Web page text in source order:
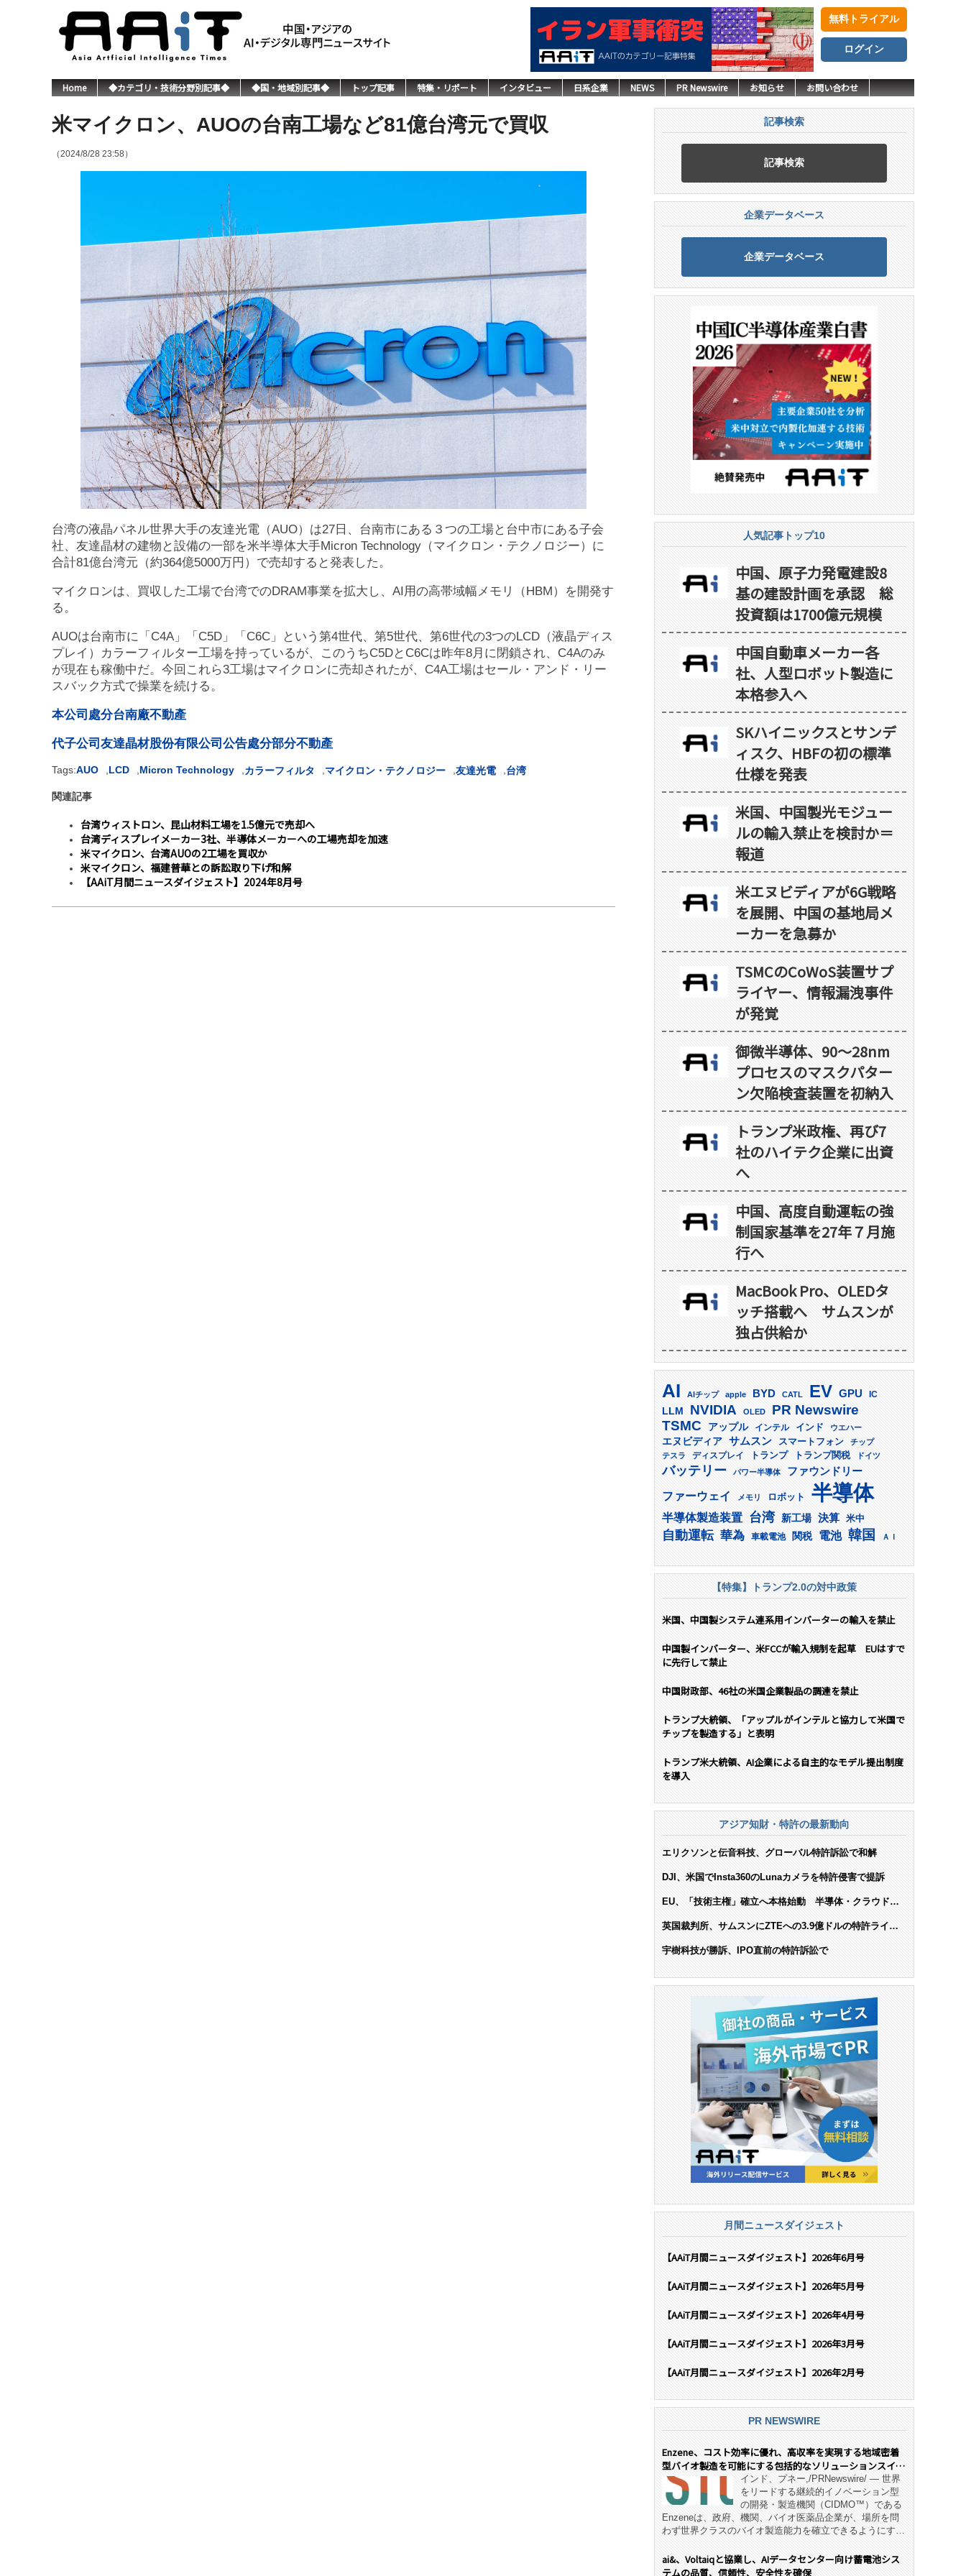
無料トライアル
ログイン
Home ◆カテゴリ・技術分野別記事◆ ◆国・地域別記事◆ トップ記事 特集・リポート インタビュー 日系企業 NEWS PR Newswire お知らせ お問い合わせ
米マイクロン、AUOの台南工場など81億台湾元で買収
（2024/8/28 23:58）
台湾の液晶パネル世界大手の友達光電（AUO）は27日、台南市にある３つの工場と台中市にある子会
社、友達晶材の建物と設備の一部を米半導体大手Micron Technology（マイクロン・テクノロジー）に
合計81億台湾元（約364億5000万円）で売却すると発表した。
マイクロンは、買収した工場で台湾でのDRAM事業を拡大し、AI用の高帯域幅メモリ（HBM）を開発す
る。
AUOは台南市に「C4A」「C5D」「C6C」という第4世代、第5世代、第6世代の3つのLCD（液晶ディス
プレイ）カラーフィルター工場を持っているが、このうちC5DとC6Cは昨年8月に閉鎖され、C4Aのみ
が現在も稼働中だ。今回これら3工場はマイクロンに売却されたが、C4A工場はセール・アンド・リー
スバック方式で操業を続ける。
本公司處分台南廠不動產
代子公司友達晶材股份有限公司公告處分部分不動產
Tags:AUO LCD Micron Technology カラーフィルタ マイクロン・テクノロジー 友達光電 台湾
関連記事
台湾ウィストロン、昆山材料工場を1.5億元で売却へ
台湾ディスプレイメーカー3社、半導体メーカーへの工場売却を加速
米マイクロン、台湾AUOの2工場を買収か
米マイクロン、福建普華との訴訟取り下げ和解
【AAiT月間ニュースダイジェスト】2024年8月号
記事検索
記事検索
企業データベース
企業データベース
人気記事トップ10
中国、原子力発電建設8
基の建設計画を承認 総
投資額は1700億元規模
中国自動車メーカー各
社、人型ロボット製造に
本格参入へ
SKハイニックスとサンデ
ィスク、HBFの初の標準
仕様を発表
米国、中国製光モジュー
ルの輸入禁止を検討か＝
報道
米エヌビディアが6G戦略
を展開、中国の基地局メ
ーカーを急募か
TSMCのCoWoS装置サプ
ライヤー、情報漏洩事件
が発覚
御微半導体、90～28nm
プロセスのマスクパター
ン欠陥検査装置を初納入
トランプ米政権、再び7
社のハイテク企業に出資
へ
中国、高度自動運転の強
制国家基準を27年７月施
行へ
MacBook Pro、OLEDタ
ッチ搭載へ サムスンが
独占供給か
AI AIチップ apple BYD CATL EV GPU IC
LLM NVIDIA OLED PR Newswire
TSMC アップル インテル インド ウエハー
エヌビディア サムスン スマートフォン
チップ
テスラ
ディスプレイ トランプ トランプ関税 ドイツ
バッテリー パワー半導体 ファウンドリー
ファーウェイ メモリ ロボット 半導体
半導体製造装置 台湾 新工場 決算 米中
自動運転 華為 車載電池 関税 電池 韓国 ＡＩ
【特集】トランプ2.0の対中政策
米国、中国製システム連系用インバーターの輸入を禁止
中国製インバーター、米FCCが輸入規制を起草 EUはすで
に先行して禁止
中国財政部、46社の米国企業製品の調達を禁止
トランプ大統領、「アップルがインテルと協力して米国で
チップを製造する」と表明
トランプ米大統領、AI企業による自主的なモデル提出制度
を導入
アジア知財・特許の最新動向
エリクソンと伝音科技、グローバル特許訴訟で和解
DJI、米国でInsta360のLunaカメラを特許侵害で提訴
EU、「技術主権」確立へ本格始動 半導体・クラウド・
英国裁判所、サムスンにZTEへの3.9億ドルの特許ライセ
宇樹科技が勝訴、IPO直前の特許訴訟で
月間ニュースダイジェスト
【AAiT月間ニュースダイジェスト】2026年6月号
【AAiT月間ニュースダイジェスト】2026年5月号
【AAiT月間ニュースダイジェスト】2026年4月号
【AAiT月間ニュースダイジェスト】2026年3月号
【AAiT月間ニュースダイジェスト】2026年2月号
PR NEWSWIRE
Enzene、コスト効率に優れ、高収率を実現する地域密着
型バイオ製造を可能にする包括的なソリューションスイー
ト「NeX™」 をリリースインド、プネー,/PRNewswire/ — 世界
をリードする継続的イノベーション型
の開発・製造機関（CIDMO™）である
Enzeneは、政府、機関、バイオ医薬品企業が、場所を問
わず世界クラスのバイオ製造能力を確立できるようにす
デル「NeX™」の立ち上げを発表しました。 同社の実績
あるEnzeneX® fully‑connected continuous
ai&、Voltaiqと協業し、AIデータセンター向け蓄電池シス
テムの品質、信頼性、安全性を確保